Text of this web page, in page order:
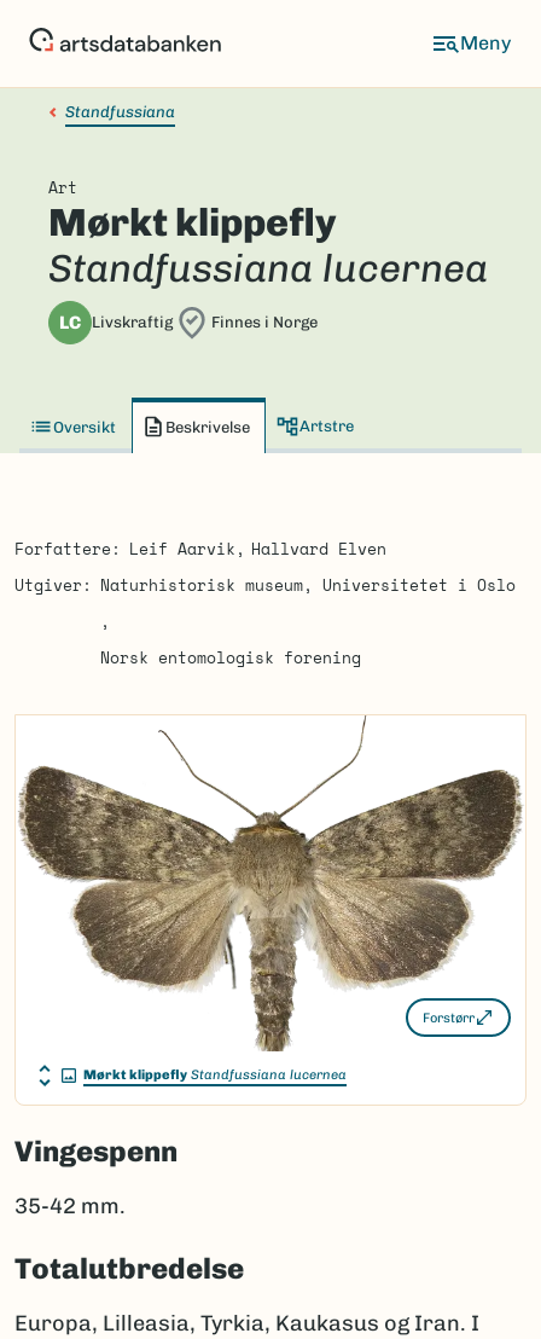
Standfussiana
Art
Mørkt klippefly
Standfussiana lucernea
LC Livskraftig Finnes i Norge
Oversikt Beskrivelse Artstre
Forfattere Leif Aarvik
Hallvard Elven
Utgiver
Naturhistorisk museum, Universitetet i Oslo
Norsk entomologisk forening
Forstørr
Mørkt klippefly Standfussiana lucernea
Vingespenn
35-42 mm.
Totalutbredelse
Europa, Lilleasia, Tyrkia, Kaukasus og Iran. I